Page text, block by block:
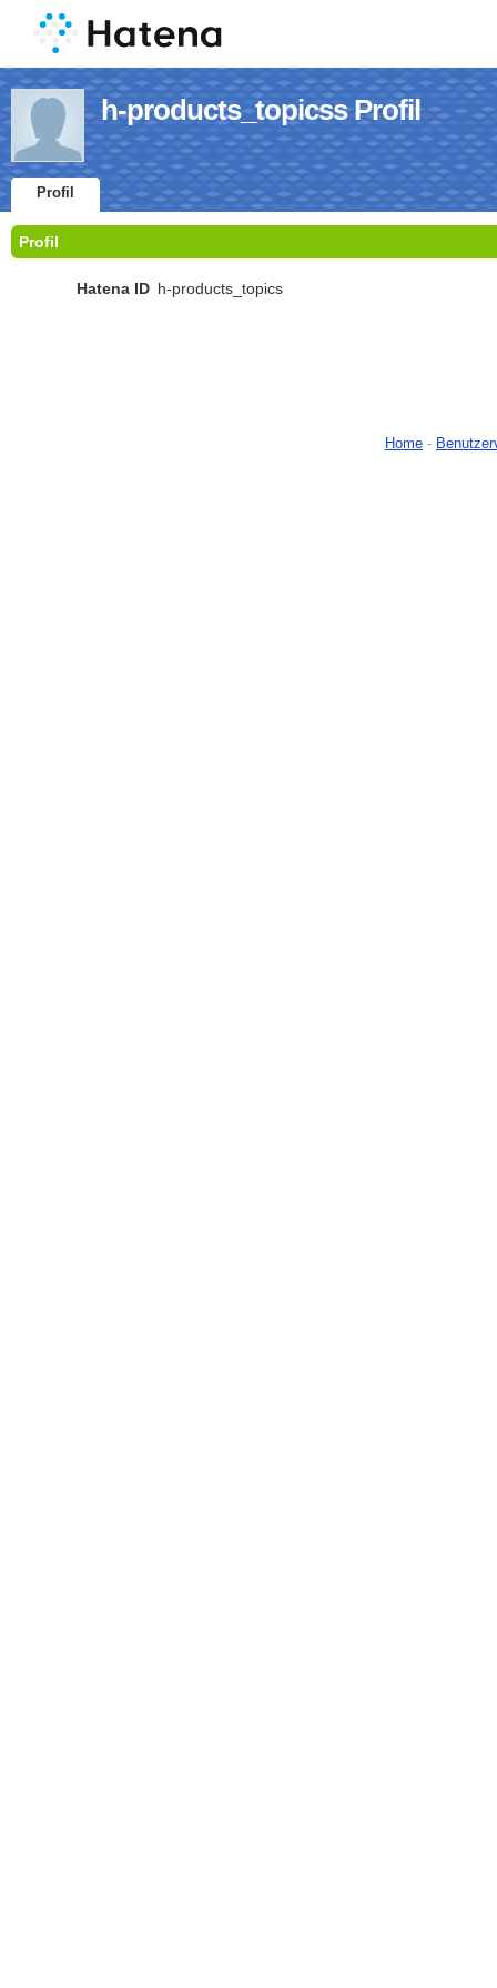
h-products_topicss Profil
Profil
Profil
Hatena ID h-products_topics
Home -